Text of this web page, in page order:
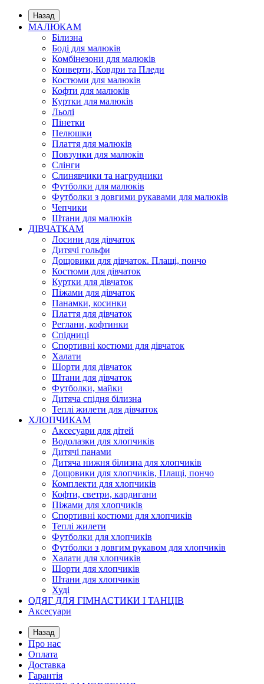
Назад
МАЛЮКАМ
Білизна
Боді для малюків
Комбінезони для малюків
Конверти, Ковдри та Пледи
Костюми для малюків
Кофти для малюків
Куртки для малюків
Льолі
Пінетки
Пелюшки
Плаття для малюків
Повзунки для малюків
Слінги
Слинявчики та нагрудники
Футболки для малюків
Футболки з довгими рукавами для малюків
Чепчики
Штани для малюків
ДІВЧАТКАМ
Лосини для дівчаток
Дитячі гольфи
Дощовики для дівчаток. Плащі, пончо
Костюми для дівчаток
Куртки для дівчаток
Піжами для дівчаток
Панамки, косинки
Плаття для дівчаток
Реглани, кофтинки
Спідниці
Спортивні костюми для дівчаток
Халати
Шорти для дівчаток
Штани для дівчаток
Футболки, майки
Дитяча спідня білизна
Теплі жилети для дівчаток
ХЛОПЧИКАМ
Аксесуари для дітей
Водолазки для хлопчиків
Дитячі панами
Дитяча нижня білизна для хлопчиків
Дощовики для хлопчиків, Плащі, пончо
Комплекти для хлопчиків
Кофти, светри, кардигани
Піжами для хлопчиків
Спортивні костюми для хлопчиків
Теплі жилети
Футболки для хлопчиків
Футболки з довгим рукавом для хлопчиків
Халати для хлопчиків
Шорти для хлопчиків
Штани для хлопчиків
Худі
ОДЯГ ДЛЯ ГІМНАСТИКИ І ТАНЦІВ
Аксесуари
Назад
Про нас
Оплата
Доставка
Гарантія